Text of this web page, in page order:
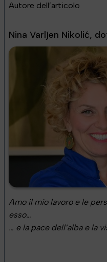
Autore dell’articolo
Nina Varljen Nikolić,
Amo il mio lavoro e le
esso…
… e la pace dell’alba e la